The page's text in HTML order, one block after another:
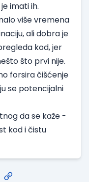
imati ih.
više vremena
ali dobra je
kod, jer
što prvi nije.
forsira čišćenje
se potencijalni
da se kaže -
kod i čistu